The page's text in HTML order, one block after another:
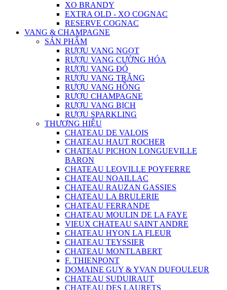
XO BRANDY
EXTRA OLD - XO COGNAC
RESERVE COGNAC
VANG & CHAMPAGNE
SẢN PHẨM
RƯỢU VANG NGỌT
RƯỢU VANG CƯỜNG HÓA
RƯỢU VANG ĐỎ
RƯỢU VANG TRẮNG
RƯỢU VANG HỒNG
RƯỢU CHAMPAGNE
RƯỢU VANG BỊCH
RƯỢU SPARKLING
THƯƠNG HIỆU
CHATEAU DE VALOIS
CHATEAU HAUT ROCHER
CHATEAU PICHON LONGUEVILLE
BARON
CHATEAU LEOVILLE POYFERRE
CHATEAU NOAILLAC
CHATEAU RAUZAN GASSIES
CHATEAU LA BRULERIE
CHATEAU FERRANDE
CHATEAU MOULIN DE LA FAYE
VIEUX CHATEAU SAINT ANDRE
CHATEAU HYON LA FLEUR
CHATEAU TEYSSIER
CHATEAU MONTLABERT
F. THIENPONT
DOMAINE GUY & YVAN DUFOULEUR
CHATEAU SUDUIRAUT
CHATEAU DES LAURETS